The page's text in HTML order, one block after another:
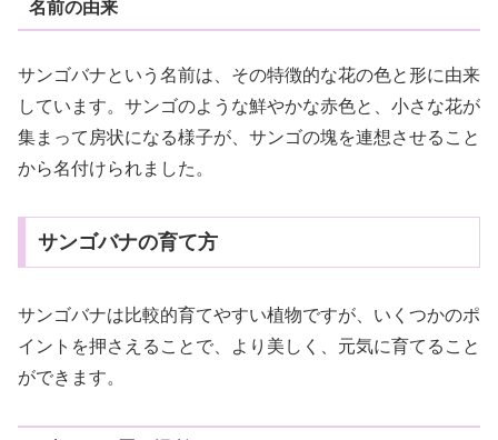
名前の由来
サンゴバナという名前は、その特徴的な花の色と形に由来
しています。サンゴのような鮮やかな赤色と、小さな花が
集まって房状になる様子が、サンゴの塊を連想させること
から名付けられました。
サンゴバナの育て方
サンゴバナは比較的育てやすい植物ですが、いくつかのポ
イントを押さえることで、より美しく、元気に育てること
ができます。